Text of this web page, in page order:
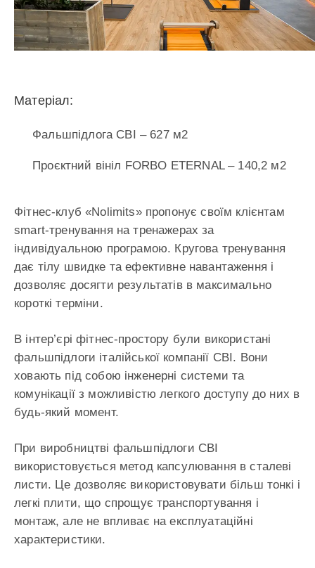
Матеріал:
Фальшпідлога CBI – 627 м2
Проєктний вініл FORBO ETERNAL – 140,2 м2
Фітнес-клуб «Nolimits» пропонує своїм клієнтам
smart-тренування на тренажерах за
індивідуальною програмою. Кругова тренування
дає тілу швидке та ефективне навантаження і
дозволяє досягти результатів в максимально
короткі терміни.
В інтер’єрі фітнес-простору були використані
фальшпідлоги італійської компанії CBI. Вони
ховають під собою інженерні системи та
комунікації з можливістю легкого доступу до них в
будь-який момент.
При виробництві фальшпідлоги CBI
використовується метод капсулювання в сталеві
листи. Це дозволяє використовувати більш тонкі і
легкі плити, що спрощує транспортування і
монтаж, але не впливає на експлуатаційні
характеристики.